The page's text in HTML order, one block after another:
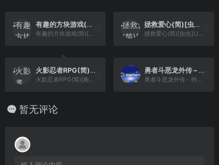
有趣的方块游戏(简)[龙组](JP)[PUZ](0.5Mb)
有趣的方块游戏(简)[龙组](JP)[PUZ](0.5Mb)
拯救爱心(简)[虫虫](JP)[ACT](0.18Mb)
拯救爱心(简)[虫虫](JP)[ACT](0.18Mb)
火影忍者RPG(简)[南晶科技](CN)[RPG](16Mb)
火影忍者RPG(简)[南晶科技](CN)[RPG](16Mb)
勇者斗恶龙外传 – 特鲁内克大冒险3 Advance – 不可思议的迷宫[星组](v2.3)(简)(JP)(128Mb)
勇者斗恶龙外传 - 特鲁内克大冒险3 Advance - 不可思议的迷宫[星组](v2.3)(简)(JP)(128Mb)
暂无评论